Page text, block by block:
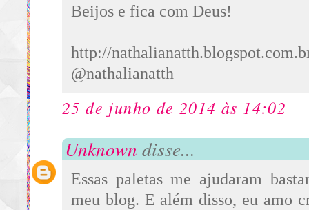
Beijos e fica com Deus!
http://
@nathalianatth
25 de junho de 2014 às 14:02
Unknown disse...
Essas paletas me ajudaram
meu blog. E além disso, eu amo